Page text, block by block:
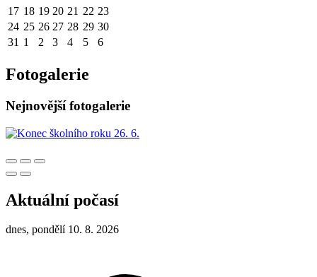
17 18 19 20 21 22 23
24 25 26 27 28 29 30
31 1 2 3 4 5 6
Fotogalerie
Nejnovější fotogalerie
Aktuální počasí
dnes, pondělí 10. 8. 2026